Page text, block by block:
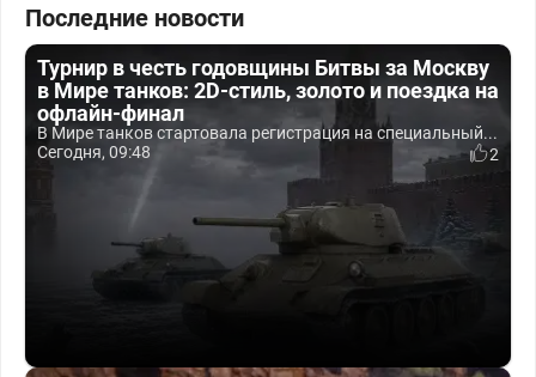
Последние новости
Турнир в честь годовщины Битвы за Москву
в Мире танков: 2D-стиль, золото и поездка на
офлайн-финал
В Мире танков стартовала регистрация на специальный...
Сегодня, 09:48
2